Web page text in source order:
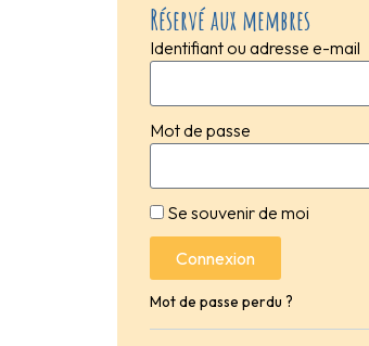
Réservé aux membres
Identifiant ou adresse e-mail
Mot de passe
Se souvenir de moi
Connexion
Mot de passe perdu ?